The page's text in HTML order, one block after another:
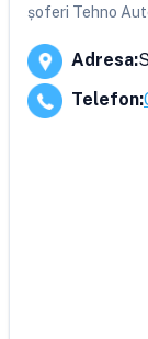
șoferi Tehno
Adresa:
Telefon: